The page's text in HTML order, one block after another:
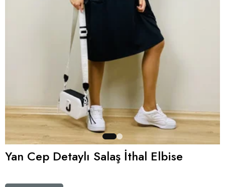
Yan Cep Detaylı Salaş İthal Elbise